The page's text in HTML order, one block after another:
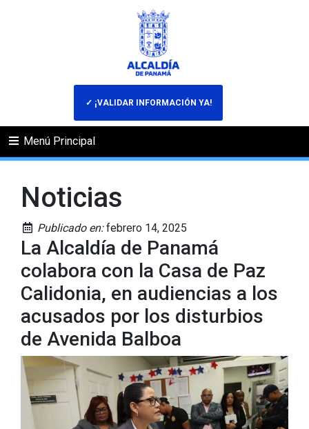
✓ ¡VALIDAR INFORMACIÓN YA!
Menú Principal
Noticias
Publicado en:febrero 14, 2025
La Alcaldía de Panamá
colabora con la Casa de Paz
Calidonia, en audiencias a los
acusados por los disturbios
de Avenida Balboa